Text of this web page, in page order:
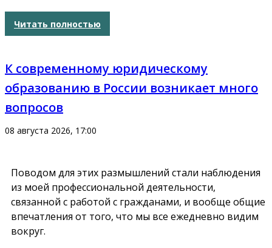
Читать полностью
К современному юридическому
образованию в России возникает много
вопросов
08 августа 2026, 17:00
Поводом для этих размышлений стали наблюдения
из моей профессиональной деятельности,
связанной с работой с гражданами, и вообще общие
впечатления от того, что мы все ежедневно видим
вокруг.